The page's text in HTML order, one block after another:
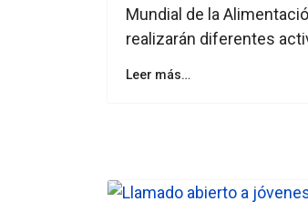
Mundial de la
realizarán diferentes
Leer más…